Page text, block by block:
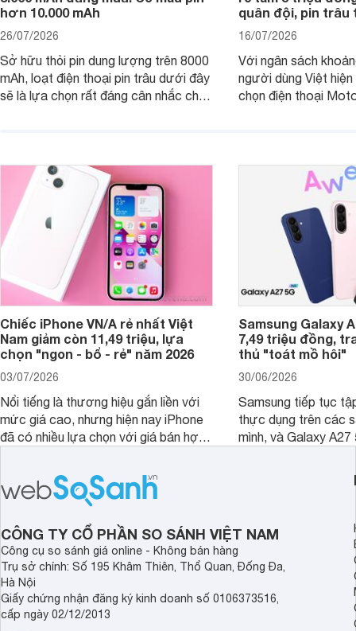
hơn 10.000 mAh
26/07/2026
Sở hữu thỏi pin dung lượng trên 8000
mAh, loạt điện thoại pin trâu dưới đây
sẽ là lựa chọn rất đáng cân nhắc cho
quân đội, pin trâu
16/07/2026
Với ngân sách
người dùng Việt
chọn điện thoại
Chiếc iPhone VN/A rẻ nhất Việt
Nam giảm còn 11,49 triệu, lựa
chọn "ngon - bổ - rẻ" năm 2026
03/07/2026
Nổi tiếng là thương hiệu gắn liền với
mức giá cao, nhưng hiện nay iPhone
đã có nhiều lựa chọn với giá bán hợp
cận sản phẩm chính hãng.
Samsung Galaxy
7,49 triệu đồng,
thủ "toát mồ hôi"
30/06/2026
Samsung tiếp tục
thực dụng trên các
mình, và Galaxy
tới cho người dùng
lượng với nhiều
CÔNG TY CỔ PHẦN SO SÁNH VIỆT NAM
Công cụ so sánh giá online - Không bán hàng
Trụ sở chính: Số 195 Khâm Thiên, Thổ Quan, Đống Đa,
Hà Nội
Giấy chứng nhận đăng ký kinh doanh số 0106373516,
cấp ngày 02/12/2013